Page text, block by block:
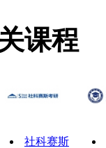
课程
社科赛斯